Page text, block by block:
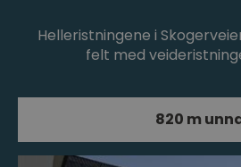
Helleristningene i
felt med
820 m